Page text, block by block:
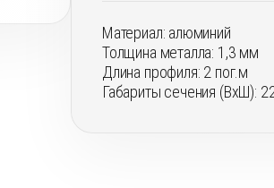
Материал: алюминий
Толщина металла: 1,3 мм
Длина профиля: 2 пог.м
Габариты сечения (ВхШ):